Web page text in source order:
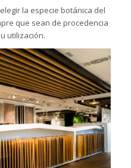
la especie botánica del
que sean de procedencia
utilización.